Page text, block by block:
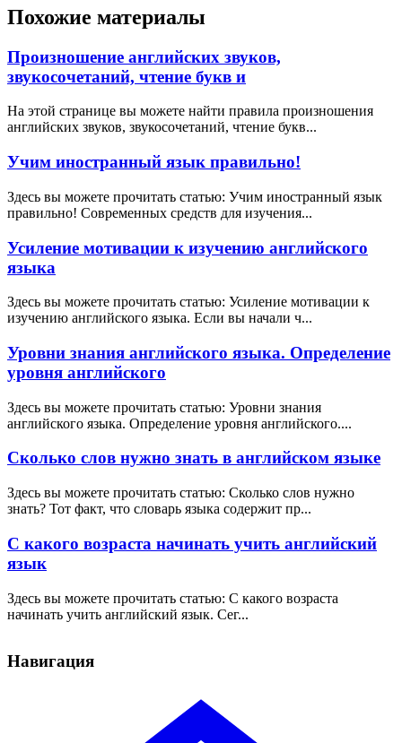
Похожие материалы
Произношение английских звуков,
звукосочетаний, чтение букв и
На этой странице вы можете найти правила произношения
английских звуков, звукосочетаний, чтение букв...
Учим иностранный язык правильно!
Здесь вы можете прочитать статью: Учим иностранный язык
правильно! Современных средств для изучения...
Усиление мотивации к изучению английского
языка
Здесь вы можете прочитать статью: Усиление мотивации к
изучению английского языка. Если вы начали ч...
Уровни знания английского языка. Определение
уровня английского
Здесь вы можете прочитать статью: Уровни знания
английского языка. Определение уровня английского....
Сколько слов нужно знать в английском языке
Здесь вы можете прочитать статью: Сколько слов нужно
знать? Тот факт, что словарь языка содержит пр...
С какого возраста начинать учить английский
язык
Здесь вы можете прочитать статью: С какого возраста
начинать учить английский язык. Сег...
Навигация